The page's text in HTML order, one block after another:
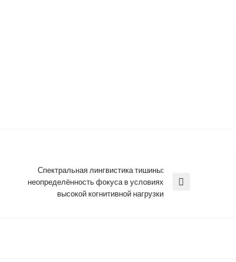
Спектральная лингвистика тишины:
неопределённость фокуса в условиях
высокой когнитивной нагрузки